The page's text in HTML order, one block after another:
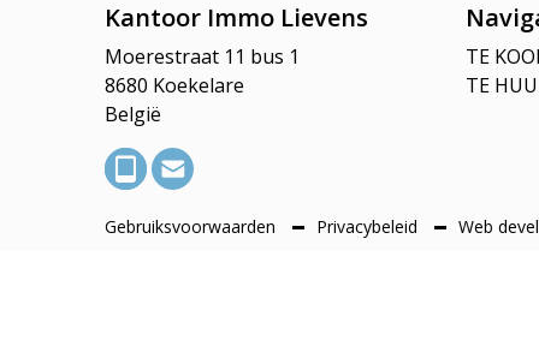
Kantoor Immo Lievens
Moerestraat 11 bus 1
8680 Koekelare
België
TE
TE
Gebruiksvoorwaarden Privacybeleid Web